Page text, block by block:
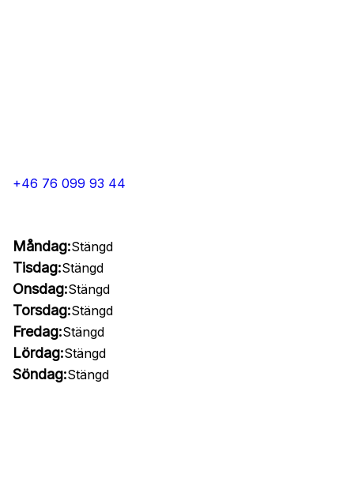
+46 76 099 93 44
Måndag:Stängd
Tisdag:Stängd
Onsdag:Stängd
Torsdag:Stängd
Fredag:Stängd
Lördag:Stängd
Söndag:Stängd